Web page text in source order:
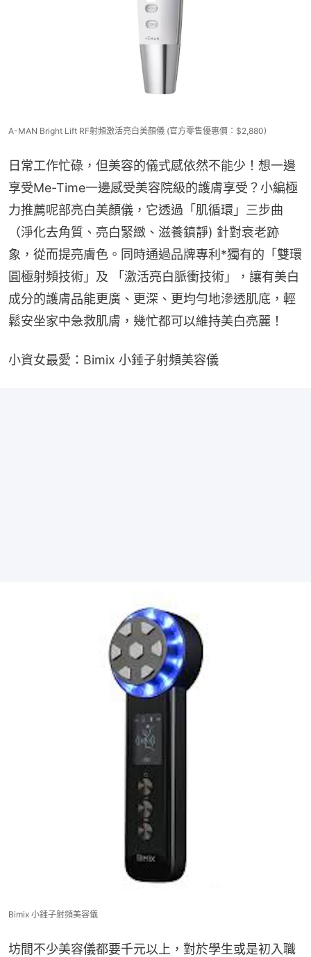
A-MAN Bright Lift RF射頻激活亮白美顏儀 (官方零售優惠價：$2,880)
日常工作忙碌，但美容的儀式感依然不能少！想一邊
享受Me-Time一邊感受美容院級的護膚享受？小編極
力推薦呢部亮白美顏儀，它透過「肌循環」三步曲
（淨化去角質、亮白緊緻、滋養鎮靜) 針對衰老跡
象，從而提亮膚色。同時通過品牌專利*獨有的「雙環
圓極射頻技術」及 「激活亮白脈衝技術」，讓有美白
成分的護膚品能更廣、更深、更均勻地滲透肌底，輕
鬆安坐家中急救肌膚，幾忙都可以維持美白亮麗！
小資女最愛：Bimix 小錘子射頻美容儀
Bimix 小錘子射頻美容儀
坊間不少美容儀都要千元以上，對於學生或是初入職